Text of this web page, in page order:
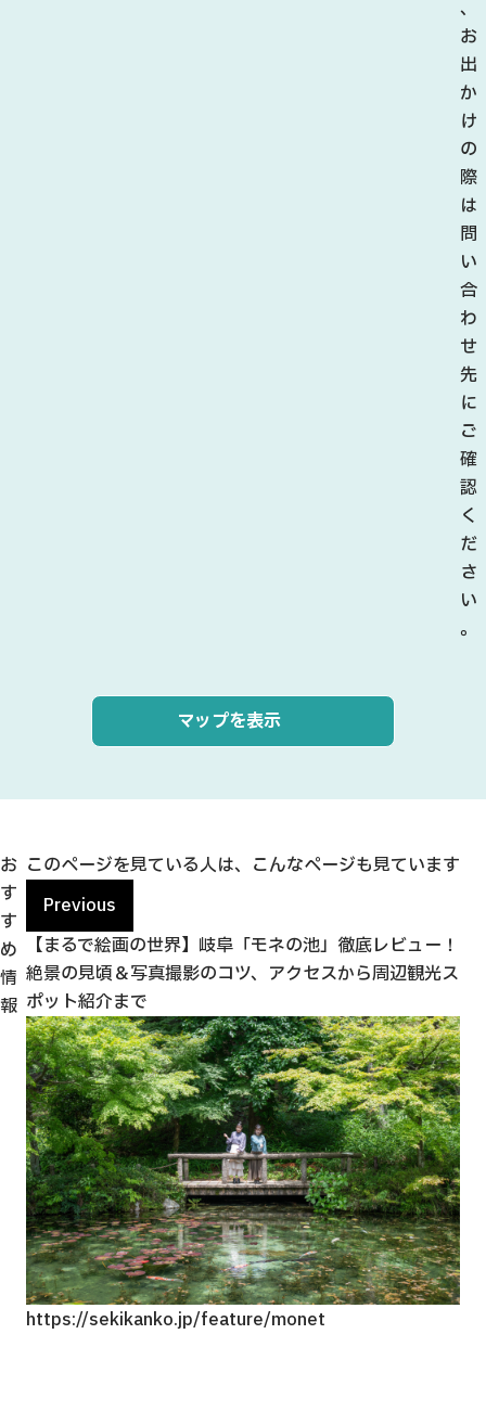
、
お
出
か
け
の
際
は
問
い
合
わ
せ
先
に
ご
確
認
く
だ
さ
い
。
マップを表示
お
す
す
め
情
報
このページを見ている人は、こんなページも見ています
Previous
【まるで絵画の世界】岐阜「モネの池」徹底レビュー！
絶景の見頃＆写真撮影のコツ、アクセスから周辺観光ス
ポット紹介まで
https://sekikanko.jp/feature/monet